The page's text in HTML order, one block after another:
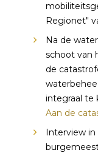
Regionet"
Na de
schoot van
de
integraal te
Aan de
Interview in